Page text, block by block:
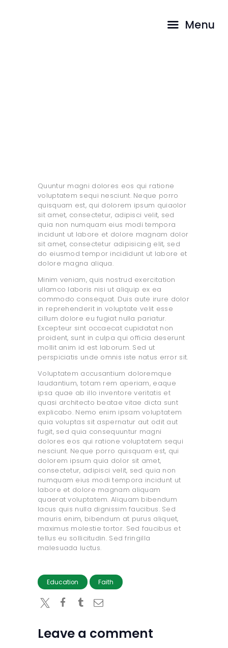
Menu
Quuntur magni dolores eos qui ratione
voluptatem sequi nesciunt. Neque porro
quisquam est, qui dolorem ipsum quiaolor
sit amet, consectetur, adipisci velit, sed
quia non numquam eius modi tempora
incidunt ut labore et dolore magnam dolor
sit amet, consectetur adipisicing elit, sed
do eiusmod tempor incididunt ut labore et
dolore magna aliqua.
Minim veniam, quis nostrud exercitation
ullamco laboris nisi ut aliquip ex ea
commodo consequat. Duis aute irure dolor
in reprehenderit in voluptate velit esse
cillum dolore eu fugiat nulla pariatur.
Excepteur sint occaecat cupidatat non
proident, sunt in culpa qui officia deserunt
mollit anim id est laborum. Sed ut
perspiciatis unde omnis iste natus error sit.
Voluptatem accusantium doloremque
laudantium, totam rem aperiam, eaque
ipsa quae ab illo inventore veritatis et
quasi architecto beatae vitae dicta sunt
explicabo. Nemo enim ipsam voluptatem
quia voluptas sit aspernatur aut odit aut
fugit, sed quia consequuntur magni
dolores eos qui ratione voluptatem sequi
nesciunt. Neque porro quisquam est, qui
dolorem ipsum quia dolor sit amet,
consectetur, adipisci velit, sed quia non
numquam eius modi tempora incidunt ut
labore et dolore magnam aliquam
quaerat voluptatem. Aliquam bibendum
lacus quis nulla dignissim faucibus. Sed
mauris enim, bibendum at purus aliquet,
maximus molestie tortor. Sed faucibus et
tellus eu sollicitudin. Sed fringilla
malesuada luctus.
Education Faith
Leave a comment